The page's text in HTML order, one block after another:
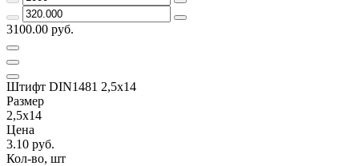
3100.00 руб.
Штифт DIN1481 2,5х14
Размер
2,5х14
Цена
3.10 руб.
Кол-во, шт